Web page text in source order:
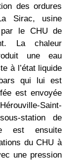
des ordures
Sirac, usine
le CHU de
La chaleur
une eau
à l’état liquide
qui lui est
est envoyée
Saint-
station de
est ensuite
du CHU à
une pression